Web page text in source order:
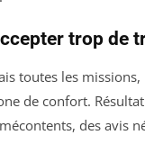
trop de
toutes les
de confort.
des avis